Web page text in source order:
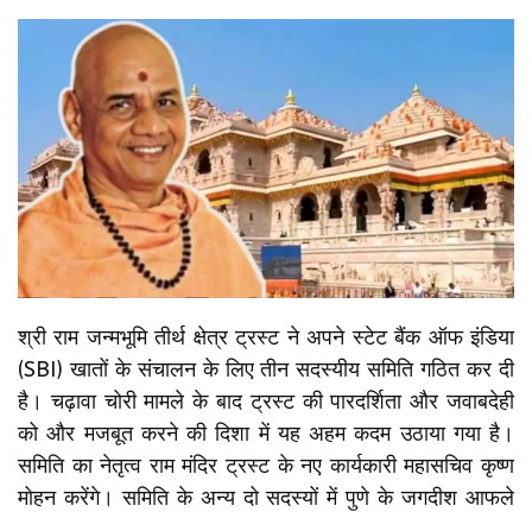
श्री राम जन्मभूमि तीर्थ क्षेत्र ट्रस्ट ने अपने स्टेट बैंक ऑफ इंडिया
(SBI) खातों के संचालन के लिए तीन सदस्यीय समिति गठित कर दी
है। चढ़ावा चोरी मामले के बाद ट्रस्ट की पारदर्शिता और जवाबदेही
को और मजबूत करने की दिशा में यह अहम कदम उठाया गया है।
समिति का नेतृत्व राम मंदिर ट्रस्ट के नए कार्यकारी महासचिव कृष्ण
मोहन करेंगे। समिति के अन्य दो सदस्यों में पुणे के जगदीश आफले